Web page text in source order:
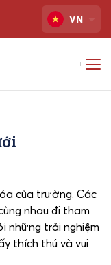
VN
của trường. Các
nhau đi tham
những trải nghiệm
thích thú và vui